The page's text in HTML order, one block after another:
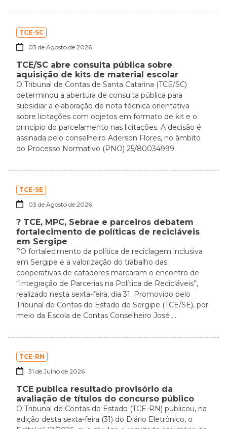
TCE-SC
03 de Agosto de 2026
TCE/SC abre consulta pública sobre
aquisição de kits de material escolar
O Tribunal de Contas de Santa Catarina (TCE/SC)
determinou a abertura de consulta pública para
subsidiar a elaboração de nota técnica orientativa
sobre licitações com objetos em formato de kit e o
princípio do parcelamento nas licitações. A decisão é
assinada pelo conselheiro Aderson Flores, no âmbito
do Processo Normativo (PNO) 25/80034999.
TCE-SE
03 de Agosto de 2026
? TCE, MPC, Sebrae e parceiros debatem
fortalecimento de políticas de recicláveis
em Sergipe
?O fortalecimento da política de reciclagem inclusiva
em Sergipe e a valorização do trabalho das
cooperativas de catadores marcaram o encontro de
“Integração de Parcerias na Política de Recicláveis”,
realizado nesta sexta-feira, dia 31. Promovido pelo
Tribunal de Contas do Estado de Sergipe (TCE/SE), por
meio da Escola de Contas Conselheiro José ...
TCE-RN
31 de Julho de 2026
TCE publica resultado provisório da
avaliação de títulos do concurso público
O Tribunal de Contas do Estado (TCE-RN) publicou, na
edição desta sexta-feira (31) do Diário Eletrônico, o